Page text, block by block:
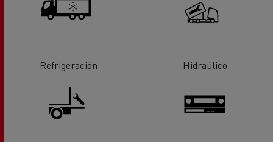
Refrigeración Hidraúlico